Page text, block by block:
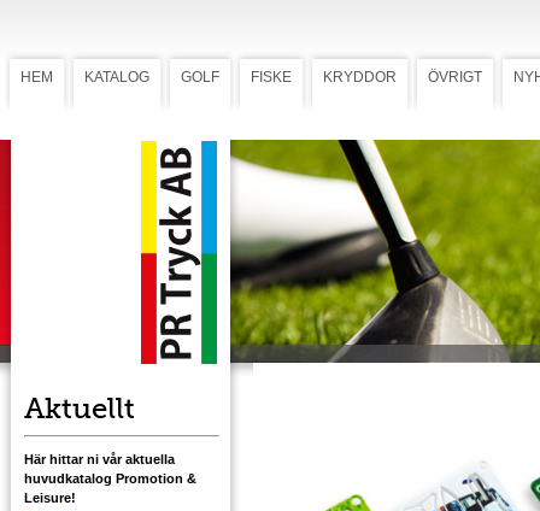
HEM KATALOG GOLF FISKE KRYDDOR ÖVRIGT
Aktuellt
Här hittar ni vår aktuella
huvudkatalog Promotion &
Leisure!
CardTee (Art. 107)
Söker du en bra inbjudan till nästa
golfevenemang? En kul give-away i form av
ett plastkort (95 x 50 mm). Tryck ut delarna
kortet och montera dem till två 70 mm
Kan förädlas med tryck på en eller två sidor.
Ladda ner mall med tryckstorlek.